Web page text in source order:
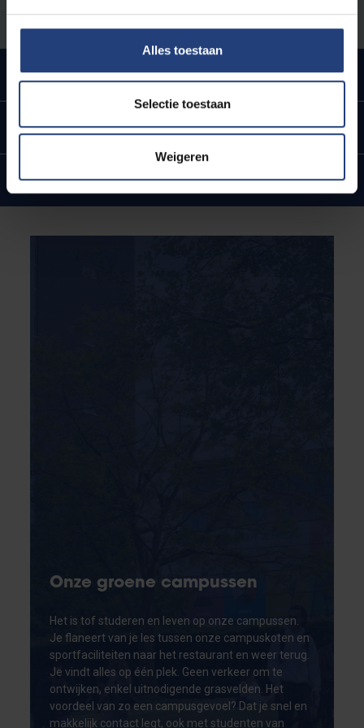
Alles toestaan
Selectie toestaan
Weigeren
Urban engaged university
Ligging in hartje Brussel
Internationale banden en ambities
Onze groene campussen
Het is tof studeren en leven op onze campussen.
Je flaneert van je les tussen onze campuskoten en
sportfaciliteiten naar het restaurant en weer terug.
Je vindt alles op één plek. Geen verkeer om te
ontwijken, enkel uitnodigende grasvelden. Het
voordeel van zo een campusgevoel? Dat je snel en
makkelijk contact legt, ook met studenten van